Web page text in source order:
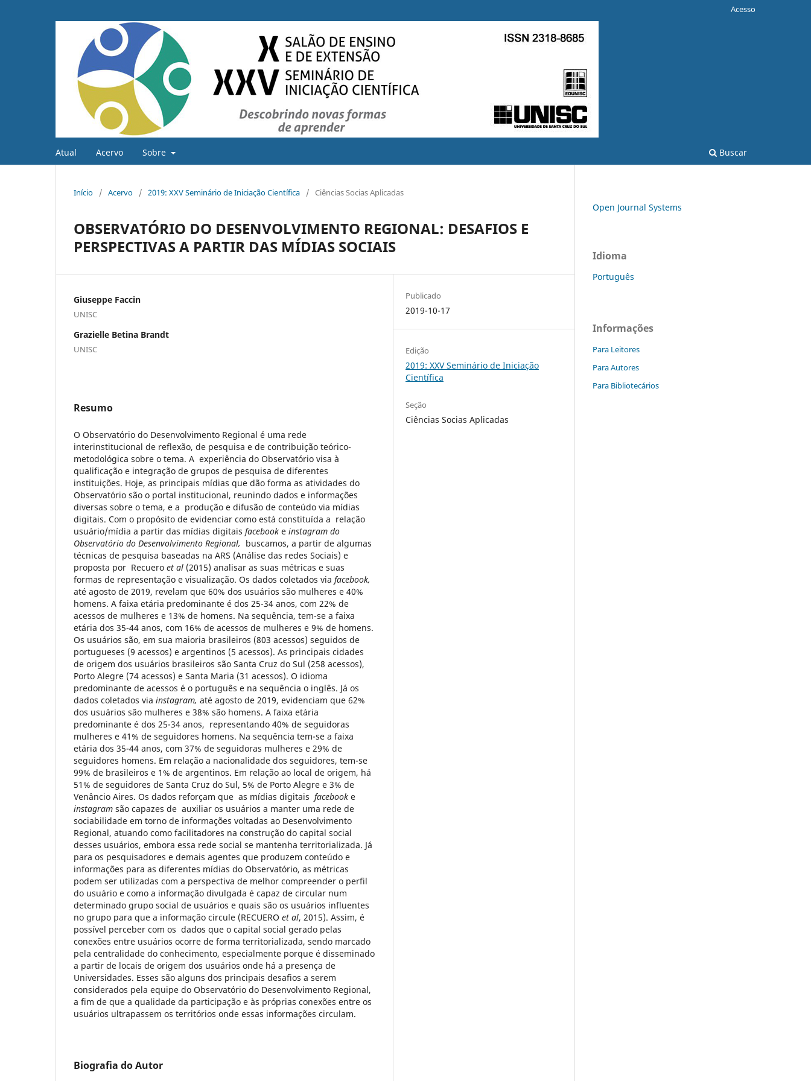
Atual Acervo Sobre Buscar
Acesso
Início / Acervo / 2019: XXV Seminário de Iniciação Científica / Ciências Socias Aplicadas
OBSERVATÓRIO DO DESENVOLVIMENTO REGIONAL: DESAFIOS E
PERSPECTIVAS A PARTIR DAS MÍDIAS SOCIAIS
Giuseppe Faccin
UNISC
Grazielle Betina Brandt
UNISC
Resumo
O Observatório do Desenvolvimento Regional é uma rede
interinstitucional de reflexão, de pesquisa e de contribuição teórico-
metodológica sobre o tema. A experiência do Observatório visa à
qualificação e integração de grupos de pesquisa de diferentes
instituições. Hoje, as principais mídias que dão forma as atividades do
Observatório são o portal institucional, reunindo dados e informações
diversas sobre o tema, e a produção e difusão de conteúdo via mídias
digitais. Com o propósito de evidenciar como está constituída a relação
usuário/mídia a partir das mídias digitais facebook e instagram do
Observatório do Desenvolvimento Regional, buscamos, a partir de algumas
técnicas de pesquisa baseadas na ARS (Análise das redes Sociais) e
proposta por Recuero et al (2015) analisar as suas métricas e suas
formas de representação e visualização. Os dados coletados via facebook,
até agosto de 2019, revelam que 60% dos usuários são mulheres e 40%
homens. A faixa etária predominante é dos 25-34 anos, com 22% de
acessos de mulheres e 13% de homens. Na sequência, tem-se a faixa
etária dos 35-44 anos, com 16% de acessos de mulheres e 9% de homens.
Os usuários são, em sua maioria brasileiros (803 acessos) seguidos de
portugueses (9 acessos) e argentinos (5 acessos). As principais cidades
de origem dos usuários brasileiros são Santa Cruz do Sul (258 acessos),
Porto Alegre (74 acessos) e Santa Maria (31 acessos). O idioma
predominante de acessos é o português e na sequência o inglês. Já os
dados coletados via instagram, até agosto de 2019, evidenciam que 62%
dos usuários são mulheres e 38% são homens. A faixa etária
predominante é dos 25-34 anos, representando 40% de seguidoras
mulheres e 41% de seguidores homens. Na sequência tem-se a faixa
etária dos 35-44 anos, com 37% de seguidoras mulheres e 29% de
seguidores homens. Em relação a nacionalidade dos seguidores, tem-se
99% de brasileiros e 1% de argentinos. Em relação ao local de origem, há
51% de seguidores de Santa Cruz do Sul, 5% de Porto Alegre e 3% de
Venâncio Aires. Os dados reforçam que as mídias digitais facebook e
instagram são capazes de auxiliar os usuários a manter uma rede de
sociabilidade em torno de informações voltadas ao Desenvolvimento
Regional, atuando como facilitadores na construção do capital social
desses usuários, embora essa rede social se mantenha territorializada. Já
para os pesquisadores e demais agentes que produzem conteúdo e
informações para as diferentes mídias do Observatório, as métricas
podem ser utilizadas com a perspectiva de melhor compreender o perfil
do usuário e como a informação divulgada é capaz de circular num
determinado grupo social de usuários e quais são os usuários influentes
no grupo para que a informação circule (RECUERO et al, 2015). Assim, é
possível perceber com os dados que o capital social gerado pelas
conexões entre usuários ocorre de forma territorializada, sendo marcado
pela centralidade do conhecimento, especialmente porque é disseminado
a partir de locais de origem dos usuários onde há a presença de
Universidades. Esses são alguns dos principais desafios a serem
considerados pela equipe do Observatório do Desenvolvimento Regional,
a fim de que a qualidade da participação e às próprias conexões entre os
usuários ultrapassem os territórios onde essas informações circulam.
Biografia do Autor
Publicado
2019-10-17
Edição
2019: XXV Seminário de Iniciação
Científica
Seção
Ciências Socias Aplicadas
Open Journal Systems
Idioma
Português
Informações
Para Leitores
Para Autores
Para Bibliotecários